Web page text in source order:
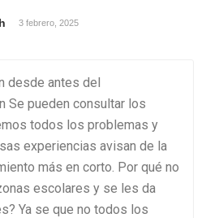
3 febrero, 2025
desde antes del
Se pueden consultar los
todos los problemas y
experiencias avisan de la
más en corto. Por qué no
escolares y se les da
Ya se que no todos los